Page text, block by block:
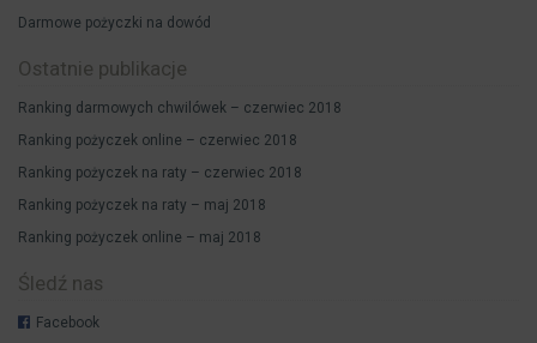
Darmowe pożyczki na dowód
Ostatnie publikacje
Ranking darmowych chwilówek – czerwiec 2018
Ranking pożyczek online – czerwiec 2018
Ranking pożyczek na raty – czerwiec 2018
Ranking pożyczek na raty – maj 2018
Ranking pożyczek online – maj 2018
Śledź nas
Facebook